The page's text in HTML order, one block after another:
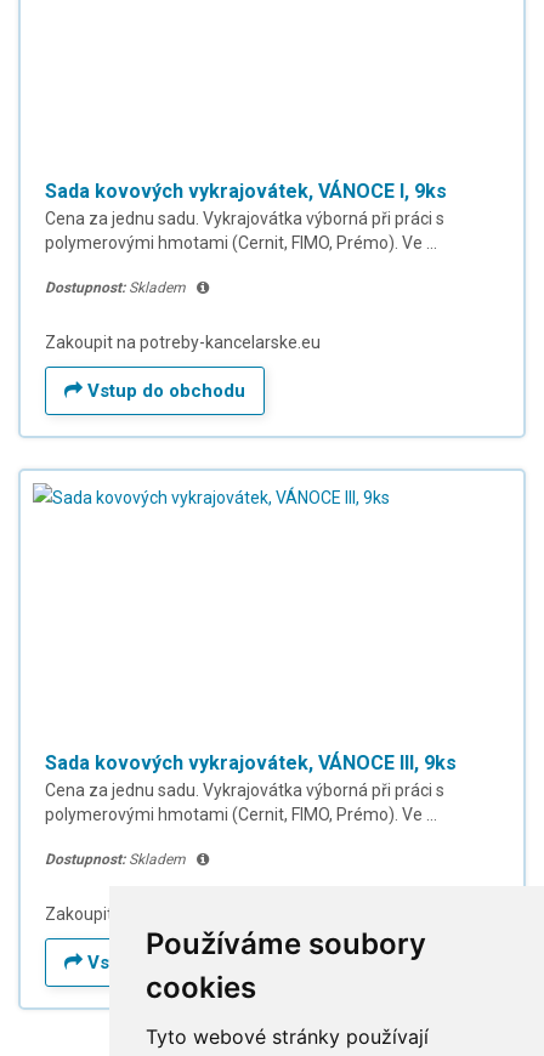
Používáme soubory
cookies
Tyto webové stránky používají
Sada kovových vykrajovátek, VÁNOCE I, 9ks
Cena za jednu sadu. Vykrajovátka výborná při práci s
polymerovými hmotami (Cernit, FIMO, Prémo). Ve ...
Dostupnost: Skladem
Zakoupit na potreby-kancelarske.eu
Vstup do obchodu
Sada kovových vykrajovátek, VÁNOCE III, 9ks
Cena za jednu sadu. Vykrajovátka výborná při práci s
polymerovými hmotami (Cernit, FIMO, Prémo). Ve ...
Dostupnost: Skladem
Zakoupit na potreby-kancelarske.eu
Vstup do obchodu